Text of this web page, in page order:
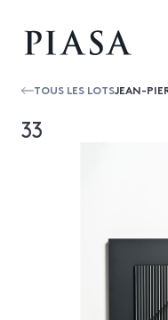
TOUS LES LOTS
33